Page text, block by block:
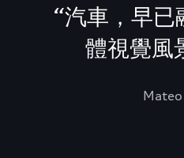
“汽車，早已
體視覺風